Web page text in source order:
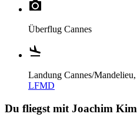
Überflug Cannes
Landung Cannes/Mandelieu,
LFMD
Du fliegst mit Joachim Kim